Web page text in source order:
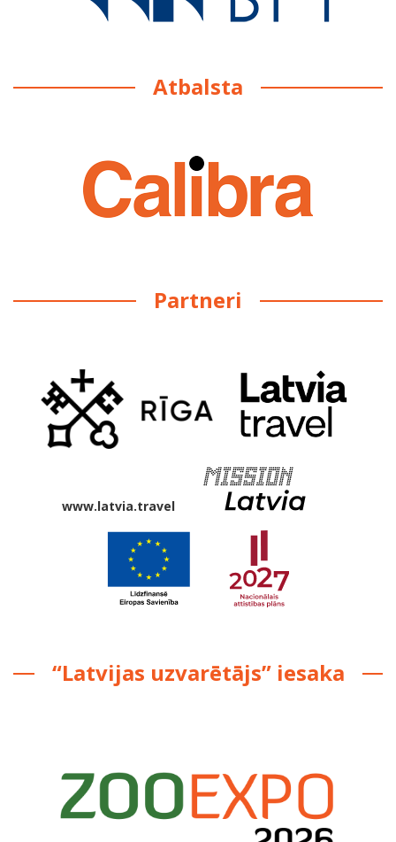
Atbalsta
Partneri
www.latvia.travel
“Latvijas uzvarētājs” iesaka